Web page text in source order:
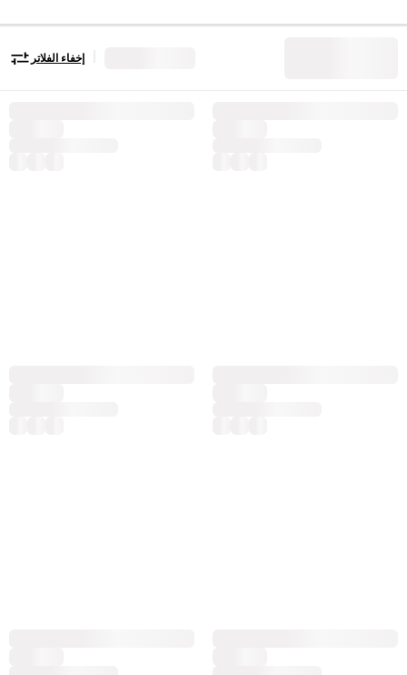
إخفاء الفلاتر